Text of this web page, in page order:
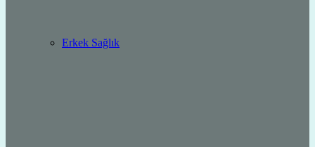
Erkek Sağlık